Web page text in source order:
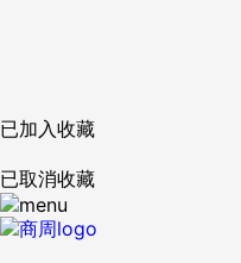
已加入收藏
已取消收藏